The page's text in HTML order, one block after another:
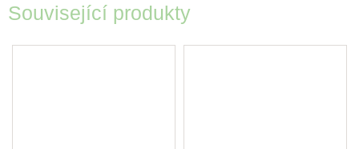
Související produkty